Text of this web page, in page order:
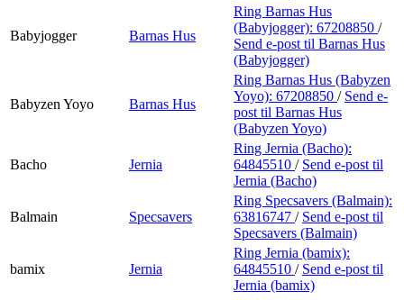
Babyjogger Barnas Hus
Ring Barnas Hus
(Babyjogger): 67208850 /
Send e-post til Barnas Hus
(Babyjogger)
Babyzen Yoyo Barnas Hus
Ring Barnas Hus (Babyzen
Yoyo): 67208850 / Send e-
post til Barnas Hus
(Babyzen Yoyo)
Bacho Jernia
Ring Jernia (Bacho):
64845510 / Send e-post til
Jernia (Bacho)
Balmain Specsavers
Ring Specsavers (Balmain):
63816747 / Send e-post til
Specsavers (Balmain)
bamix Jernia
Ring Jernia (bamix):
64845510 / Send e-post til
Jernia (bamix)